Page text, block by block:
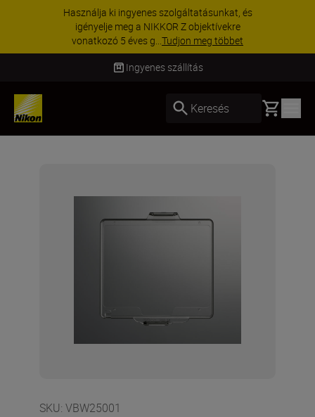
Használja ki ingyenes szolgáltatásunkat, és
igényelje meg a NIKKOR Z objektívekre
vonatkozó 5 éves g...Tudjon meg többet
Ingyenes szállítás
Keresés Basket
SKU: VBW25001